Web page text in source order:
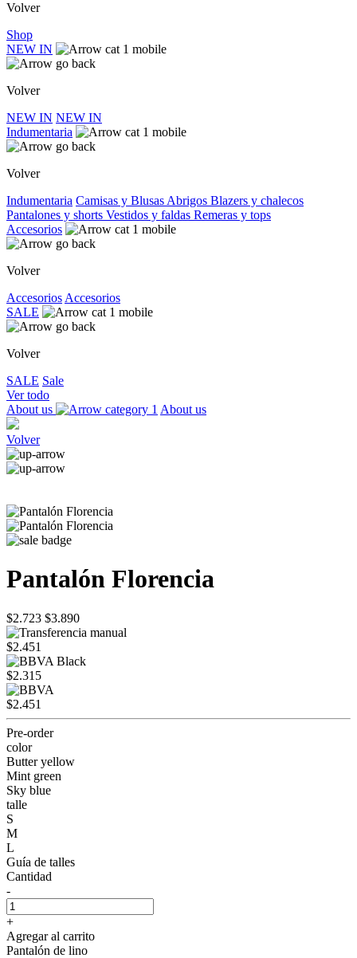
Volver
Shop
NEW IN
Volver
NEW IN NEW IN
Indumentaria
Volver
Indumentaria Camisas y Blusas Abrigos Blazers y chalecos
Pantalones y shorts Vestidos y faldas Remeras y tops
Accesorios
Volver
Accesorios Accesorios
SALE
Volver
SALE Sale
Ver todo
About us
About us
Volver
Pantalón Florencia
$2.723 $3.890
$2.451
$2.315
$2.451
Pre-order
color
Butter yellow
Mint green
Sky blue
talle
S
M
L
Guía de talles
Cantidad
-
+
Agregar al carrito
Pantalón de lino